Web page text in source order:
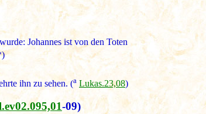
Johannes ist von den Toten
ihn zu sehen. (a Lukas.23,08)
-09)